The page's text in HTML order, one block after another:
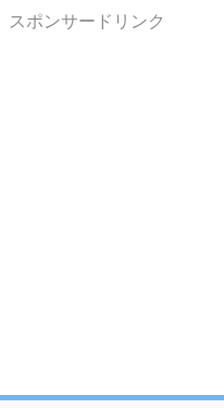
スポンサードリンク